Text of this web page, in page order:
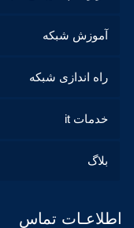
آموزش شبکه
راه اندازی شبکه
خدمات it
بلاگ
اطلاعـات تماس